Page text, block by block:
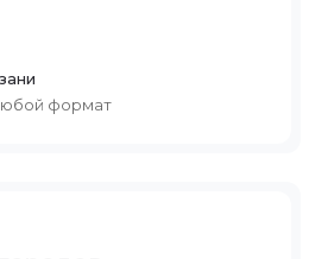
формат